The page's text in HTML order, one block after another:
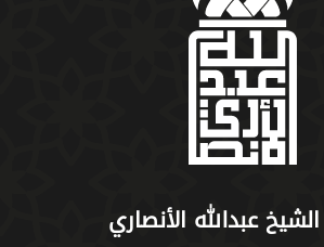
عبدالله الأنصاري